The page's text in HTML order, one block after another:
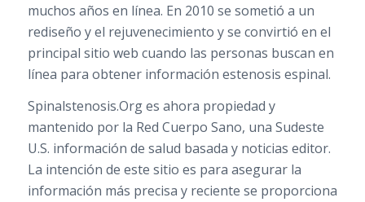
muchos años en línea. En 2010 se sometió a un
rediseño y el rejuvenecimiento y se convirtió en el
principal sitio web cuando las personas buscan en
línea para obtener información estenosis espinal.
Spinalstenosis.Org es ahora propiedad y
mantenido por la Red Cuerpo Sano, una Sudeste
U.S. información de salud basada y noticias editor.
La intención de este sitio es para asegurar la
información más precisa y reciente se proporciona